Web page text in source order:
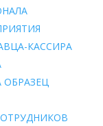
КАССИРА